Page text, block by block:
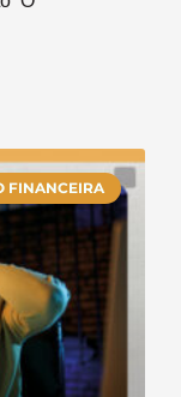
FINANCEIRA